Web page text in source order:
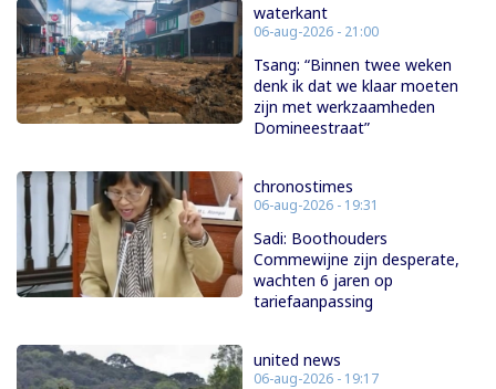
waterkant
06-aug-2026 - 21:00
Tsang: “Binnen twee weken
denk ik dat we klaar moeten
zijn met werkzaamheden
Domineestraat”
chronostimes
06-aug-2026 - 19:31
Sadi: Boothouders
Commewijne zijn desperate,
wachten 6 jaren op
tariefaanpassing
united news
06-aug-2026 - 19:17